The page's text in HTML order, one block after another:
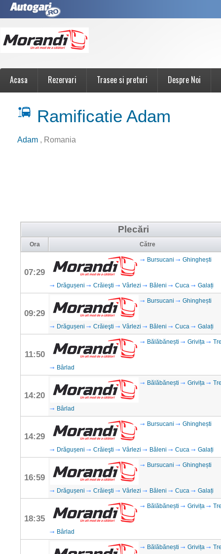
Acasa Rezervari Trasee si preturi Despre Noi
Ramificatie Adam
Adam , Romania
Plecări
Ora Către
07:29
Bursucani Ghinghești
Drăgușeni Crăieşti Vârlezi Băleni Cuca Galați
09:29
Bursucani Ghinghești
Drăgușeni Crăieşti Vârlezi Băleni Cuca Galați
11:50
Bălăbănești Grivița
Bârlad
14:20
Bălăbănești Grivița
Bârlad
14:29
Bursucani Ghinghești
Drăgușeni Crăieşti Vârlezi Băleni Cuca Galați
16:59
Bursucani Ghinghești
Drăgușeni Crăieşti Vârlezi Băleni Cuca Galați
18:35
Bălăbănești Grivița
Bârlad
Bălăbănești Grivița